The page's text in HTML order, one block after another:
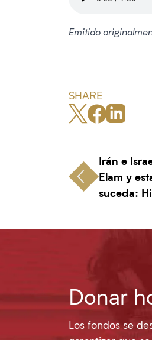
Emitido
SHARE
Irán e
Elam y
suceda:
Donar
Los fondos se